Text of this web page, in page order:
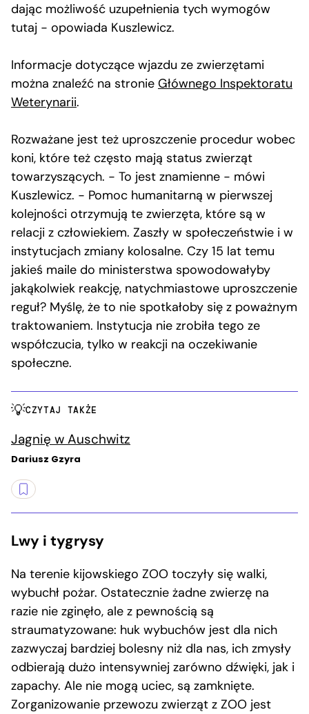
dając możliwość uzupełnienia tych wymogów
tutaj − opowiada Kuszlewicz.
Informacje dotyczące wjazdu ze zwierzętami
można znaleźć na stronie Głównego Inspektoratu
Weterynarii.
Rozważane jest też uproszczenie procedur wobec
koni, które też często mają status zwierząt
towarzyszących. − To jest znamienne − mówi
Kuszlewicz. − Pomoc humanitarną w pierwszej
kolejności otrzymują te zwierzęta, które są w
relacji z człowiekiem. Zaszły w społeczeństwie i w
instytucjach zmiany kolosalne. Czy 15 lat temu
jakieś maile do ministerstwa spowodowałyby
jakąkolwiek reakcję, natychmiastowe uproszczenie
reguł? Myślę, że to nie spotkałoby się z poważnym
traktowaniem. Instytucja nie zrobiła tego ze
współczucia, tylko w reakcji na oczekiwanie
społeczne.
CZYTAJ TAKŻE
Jagnię w Auschwitz
Dariusz Gzyra
Lwy i tygrysy
Na terenie kijowskiego ZOO toczyły się walki,
wybuchł pożar. Ostatecznie żadne zwierzę na
razie nie zginęło, ale z pewnością są
straumatyzowane: huk wybuchów jest dla nich
zazwyczaj bardziej bolesny niż dla nas, ich zmysły
odbierają dużo intensywniej zarówno dźwięki, jak i
zapachy. Ale nie mogą uciec, są zamknięte.
Zorganizowanie przewozu zwierząt z ZOO jest